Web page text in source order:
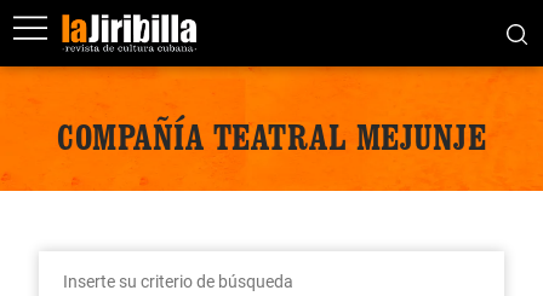
COMPAÑÍA TEATRAL MEJUNJE